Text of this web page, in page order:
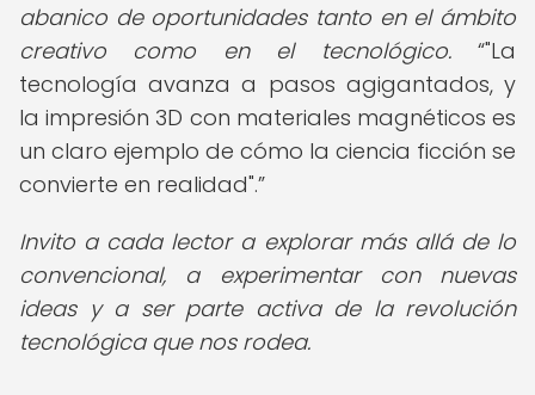
abanico de oportunidades tanto en el ámbito
creativo como en el tecnológico.
"La
tecnología avanza a pasos agigantados, y
la impresión 3D con materiales magnéticos es
un claro ejemplo de cómo la ciencia ficción se
convierte en realidad".
Invito a cada lector a explorar más allá de lo
convencional, a experimentar con nuevas
ideas y a ser parte activa de la revolución
tecnológica que nos rodea.